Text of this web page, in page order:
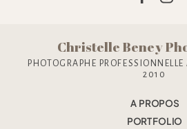
Christelle Beney
PHOTOGRAPHE
2010
A PROPOS
PORTFOLIO